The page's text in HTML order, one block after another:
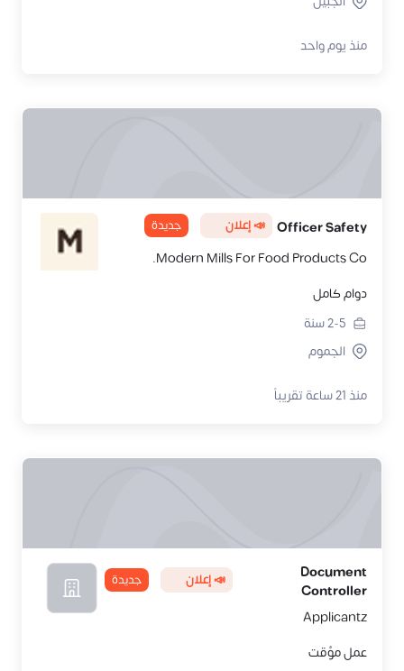
منذ يوم واحد
Officer Safety 📣 إعلان جديدة
Modern Mills For Food Products Co.
دوام كامل
2-5سنة
الجموم
منذ 21 ساعة تقريباً
Document
Controller
📣 إعلان جديدة
Applicantz
عمل مؤقت